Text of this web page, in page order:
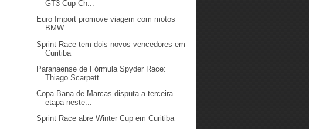
GT3 Cup Ch...
Euro Import promove viagem com motos
BMW
Sprint Race tem dois novos vencedores em
Curitiba
Paranaense de Fórmula Spyder Race:
Thiago Scarpett...
Copa Bana de Marcas disputa a terceira
etapa neste...
Sprint Race abre Winter Cup em Curitiba